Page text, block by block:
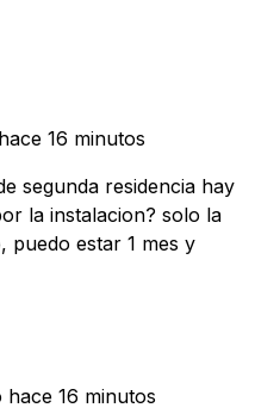
hace 16 minutos
segunda residencia hay
la instalacion? solo la
puedo estar 1 mes y
hace 16 minutos